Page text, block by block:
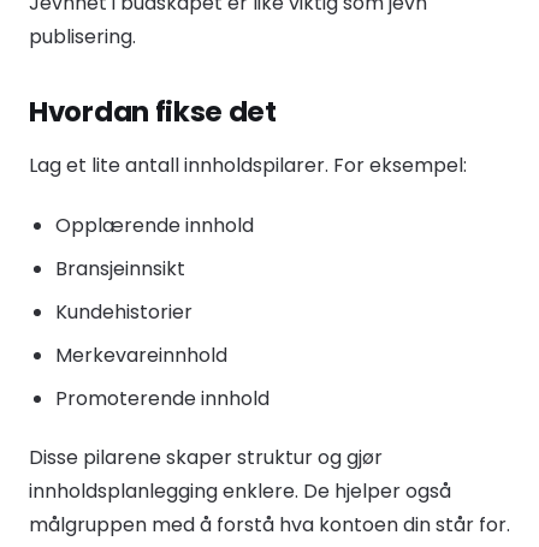
publisering.
Hvordan fikse det
Lag et lite antall innholdspilarer. For eksempel:
Opplærende innhold
Bransjeinnsikt
Kundehistorier
Merkevareinnhold
Promoterende innhold
Disse pilarene skaper struktur og gjør
innholdsplanlegging enklere. De hjelper også
målgruppen med å forstå hva kontoen din står for.